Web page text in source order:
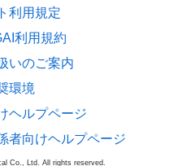
利用規定
利用規約
いのご案内
環境
ヘルプページ
者向けヘルプページ
Co., Ltd. All rights reserved.